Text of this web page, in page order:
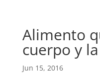
Alimento
cuerpo y
Jun 15, 2016